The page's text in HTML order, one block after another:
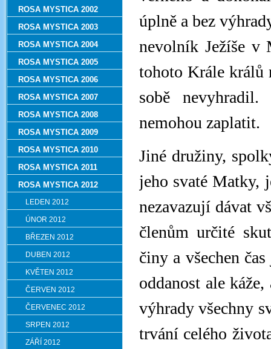
úplně a bez
nevolník Ježíše v
tohoto Krále králů
sobě
nemohou zaplatit.
Jiné družiny,
jeho svaté Matky,
nezavazují dávat
členům určité
činy a všechen
oddanost ale
výhrady všechny
trvání celého
ROSA MYSTICA 2002
ROSA MYSTICA 2003
ROSA MYSTICA 2004
ROSA MYSTICA 2005
ROSA MYSTICA 2006
ROSA MYSTICA 2007
ROSA MYSTICA 2008
ROSA MYSTICA 2009
ROSA MYSTICA 2010
ROSA MYSTICA 2011
ROSA MYSTICA 2012
LEDEN 2012
ÚNOR 2012
BŘEZEN 2012
DUBEN 2012
KVĚTEN 2012
ČERVEN 2012
ČERVENEC 2012
SRPEN 2012
ZÁŘÍ 2012